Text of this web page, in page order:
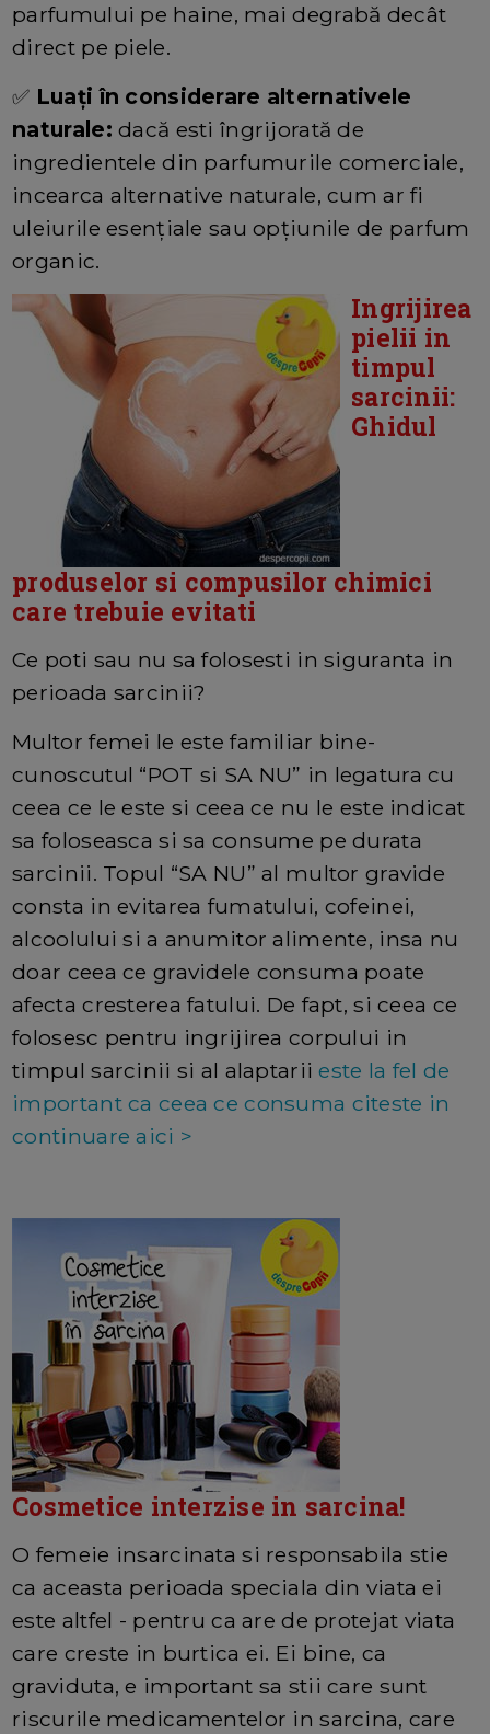
parfumului pe haine, mai degrabă decât
direct pe piele.
✅ Luați în considerare alternativele
naturale:dacă esti îngrijorată de
ingredientele din parfumurile comerciale,
incearca alternative naturale, cum ar fi
uleiurile esențiale sau opțiunile de parfum
organic.
Ingrijirea
pielii in
timpul
sarcinii:
Ghidul
produselor si compusilor chimici
care trebuie evitati
Ce poti sau nu sa folosesti in siguranta in
perioada sarcinii?
Multor femei le este familiar bine-
cunoscutul “POT si SA NU” in legatura cu
ceea ce le este si ceea ce nu le este indicat
sa foloseasca si sa consume pe durata
sarcinii. Topul “SA NU” al multor gravide
consta in evitarea fumatului, cofeinei,
alcoolului si a anumitor alimente, insa nu
doar ceea ce gravidele consuma poate
afecta cresterea fatului. De fapt, si ceea ce
folosesc pentru ingrijirea corpului in
timpul sarcinii si al alaptariieste la fel de
important ca ceea ce consuma citeste in
continuare aici >
Cosmetice interzise in sarcina!
O femeie insarcinata si responsabila stie
ca aceasta perioada speciala din viata ei
este altfel - pentru ca are de protejat viata
care creste in burtica ei. Ei bine, ca
graviduta, e important sa stii care sunt
riscurile medicamentelor in sarcina, care